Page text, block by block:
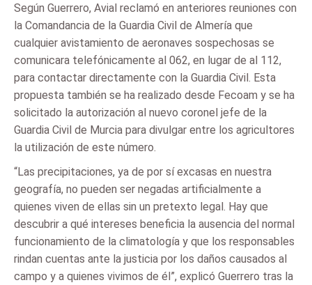
Según Guerrero, Avial reclamó en anteriores reuniones con
la Comandancia de la Guardia Civil de Almería que
cualquier avistamiento de aeronaves sospechosas se
comunicara telefónicamente al 062, en lugar de al 112,
para contactar directamente con la Guardia Civil. Esta
propuesta también se ha realizado desde Fecoam y se ha
solicitado la autorización al nuevo coronel jefe de la
Guardia Civil de Murcia para divulgar entre los agricultores
la utilización de este número.
“Las precipitaciones, ya de por sí excasas en nuestra
geografía, no pueden ser negadas artificialmente a
quienes viven de ellas sin un pretexto legal. Hay que
descubrir a qué intereses beneficia la ausencia del normal
funcionamiento de la climatología y que los responsables
rindan cuentas ante la justicia por los daños causados al
campo y a quienes vivimos de él”, explicó Guerrero tras la